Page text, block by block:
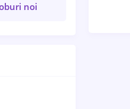
noi